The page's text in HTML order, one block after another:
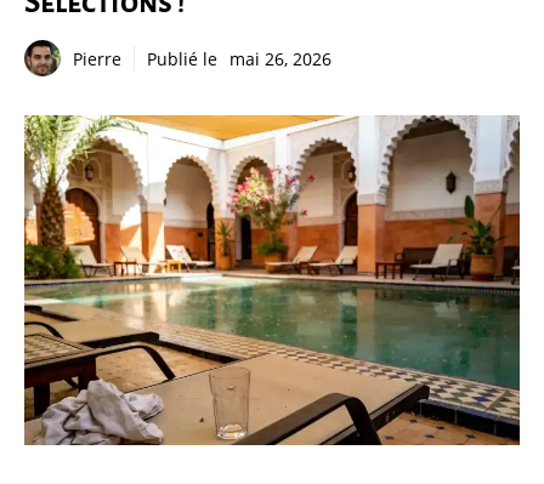
Pierre Publié le mai 26, 2026